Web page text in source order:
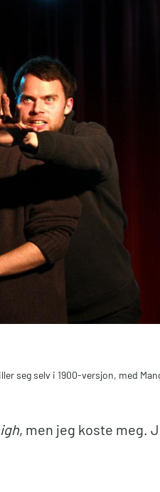
seg selv i 1900-versjon, med
, men jeg koste meg.